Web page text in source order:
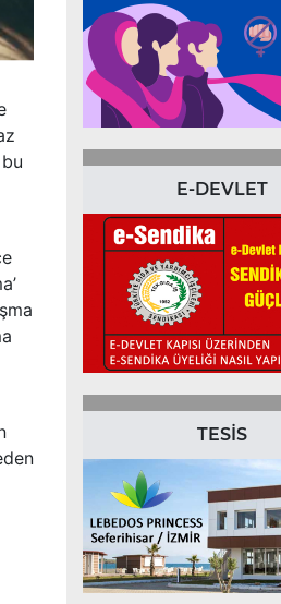
E-DEVLET
TESİS